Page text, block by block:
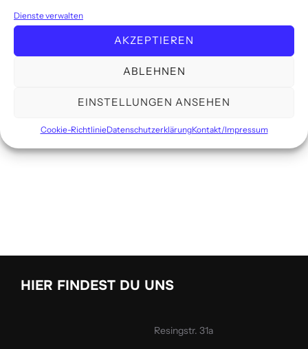
Dienste verwalten
AKZEPTIEREN
ABLEHNEN
EINSTELLUNGEN ANSEHEN
Cookie-RichtlinieDatenschutzerklärungKontakt/Impressum
gemäß § 27 a Umsatzsteuergesetz: DE
HIER FINDEST DU UNS
Resingstr. 31a